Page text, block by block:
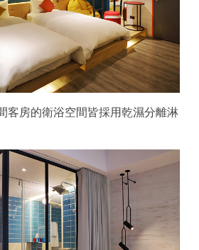
客房的衛浴空間皆採用乾濕分離淋